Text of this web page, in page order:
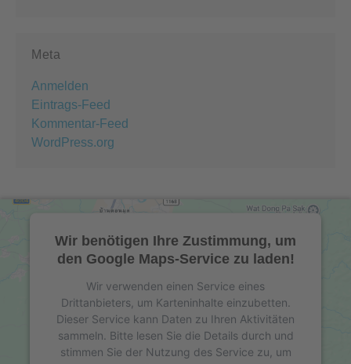
Meta
Anmelden
Eintrags-Feed
Kommentar-Feed
WordPress.org
Wir benötigen Ihre Zustimmung, um
den Google Maps-Service zu laden!
Wir verwenden einen Service eines
Drittanbieters, um Karteninhalte einzubetten.
Dieser Service kann Daten zu Ihren Aktivitäten
sammeln. Bitte lesen Sie die Details durch und
stimmen Sie der Nutzung des Service zu, um